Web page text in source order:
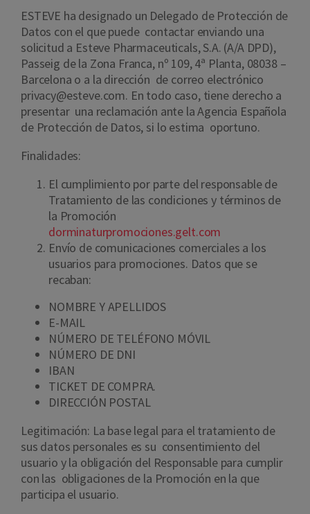
ESTEVE ha designado un Delegado de Protección de
Datos con el que puede contactar enviando una
solicitud a Esteve Pharmaceuticals, S.A. (A/A DPD),
Passeig de la Zona Franca, nº 109, 4ª Planta, 08038 –
Barcelona o a la dirección de correo electrónico
privacy@esteve.com. En todo caso, tiene derecho a
presentar una reclamación ante la Agencia Española
de Protección de Datos, si lo estima oportuno.
Finalidades:
El cumplimiento por parte del responsable de
Tratamiento de las condiciones y términos de
la Promoción
dorminaturpromociones.gelt.com
Envío de comunicaciones comerciales a los
usuarios para promociones. Datos que se
recaban:
NOMBRE Y APELLIDOS
E-MAIL
NÚMERO DE TELÉFONO MÓVIL
NÚMERO DE DNI
IBAN
TICKET DE COMPRA.
DIRECCIÓN POSTAL
Legitimación: La base legal para el tratamiento de
sus datos personales es su consentimiento del
usuario y la obligación del Responsable para cumplir
con las obligaciones de la Promoción en la que
participa el usuario.